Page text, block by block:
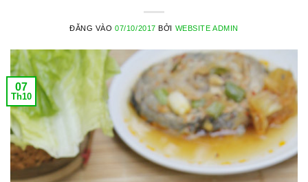
ĐĂNG VÀO07/10/2017 BỞI WEBSITE ADMIN
07
Th10